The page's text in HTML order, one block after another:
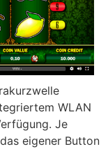
WLAN
Je
eigener Button